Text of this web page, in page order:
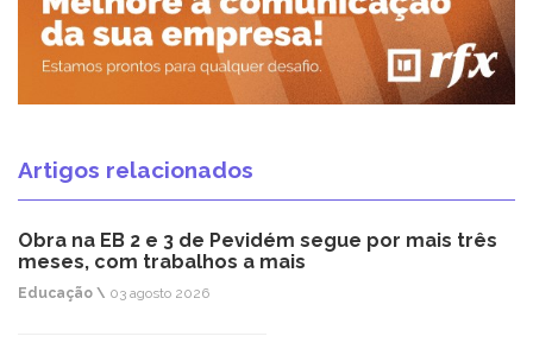
Artigos relacionados
Obra na EB 2 e 3 de Pevidém segue por mais três
meses, com trabalhos a mais
Educação \ 03 agosto 2026